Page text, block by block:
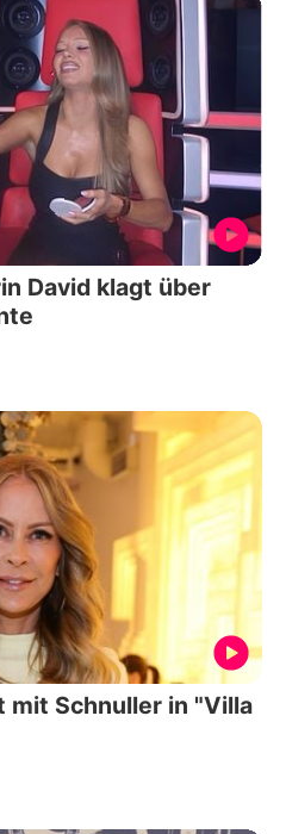
David klagt über
mit Schnuller in "Villa